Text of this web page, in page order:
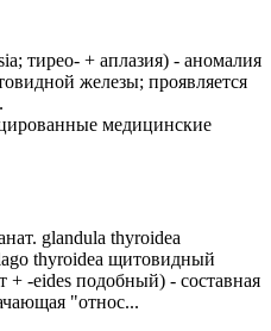
тирео- + аплазия) - аномалия
железы; проявляется
медицинские
glandula thyroidea
thyroidea щитовидный
+ -eides подобный) - составная
"относ...